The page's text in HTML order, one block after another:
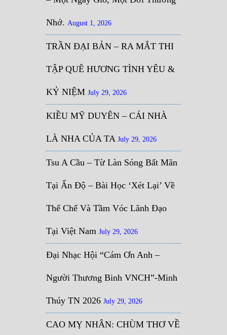
Nhớ. August 1, 2026
TRẦN ĐẠI BẢN – RA MẮT THI
TẬP QUÊ HƯƠNG TÌNH YÊU &
KỶ NIỆM July 29, 2026
KIỀU MỸ DUYÊN – CÁI NHÀ
LÀ NHA CỦA TA July 29, 2026
Tsu A Cầu – Từ Làn Sóng Bất Mãn
Tại Ấn Độ – Bài Học ‘Xét Lại’ Về
Thể Chế Và Tầm Vóc Lãnh Đạo
Tại Việt Nam July 29, 2026
Đại Nhạc Hội “Cám Ơn Anh –
Người Thương Binh VNCH”-Minh
Thúy TN 2026 July 29, 2026
CAO MỴ NHÂN: CHÙM THƠ VỀ